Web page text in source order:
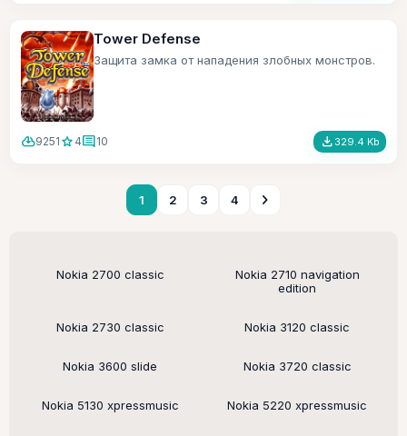
Tower Defense
Защита замка от нападения злобных монстров.
cloud_download9251 star 4comment10 file_download 329.4 Kb
1 2 3 4 chevron_right
Поддерживаемые модели
Nokia 2700 classic
Nokia 2710 navigation
edition
Nokia 2730 classic Nokia 3120 classic
Nokia 3600 slide Nokia 3720 classic
Nokia 5130 xpressmusic Nokia 5220 xpressmusic